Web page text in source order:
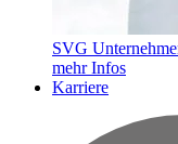
SVG
mehr Infos
Karriere